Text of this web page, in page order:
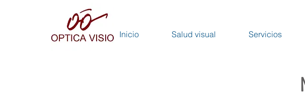
Inicio Salud visual Servicios